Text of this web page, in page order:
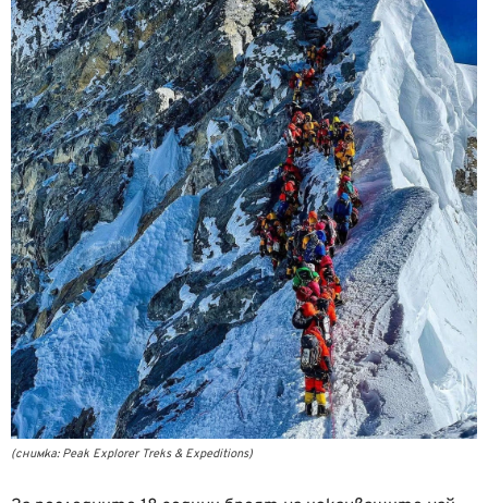
(снимка: Peak Explorer Treks & Expeditions)